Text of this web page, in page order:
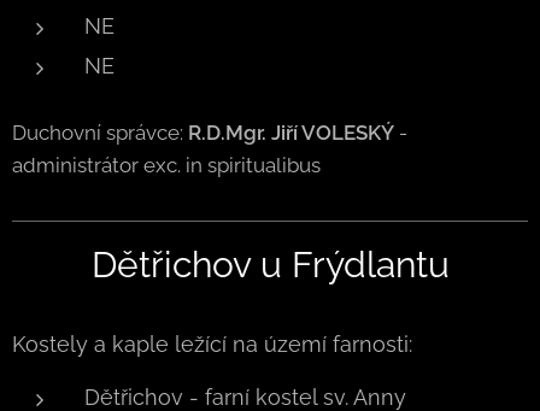
NE
NE
Duchovní správce: R.D.Mgr. Jiří VOLESKÝ -
administrátor exc. in spiritualibus
Dětřichov u Frýdlantu
Kostely a kaple ležící na území farnosti:
Dětřichov - farní kostel sv. Anny